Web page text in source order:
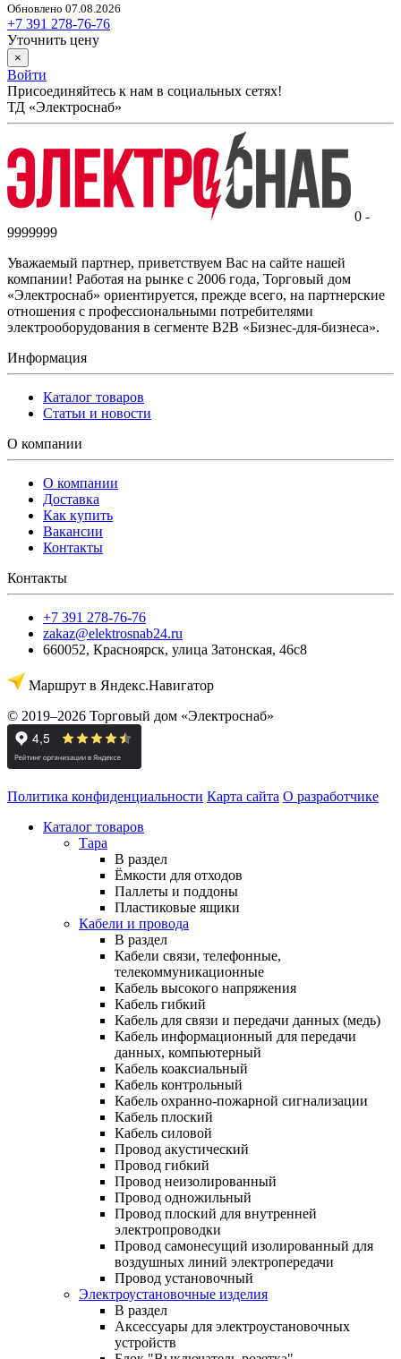
Обновлено 07.08.2026
+7 391 278-76-76
Уточнить цену
×
Войти
Присоединяйтесь к нам в социальных сетях!
ТД «Электроснаб»
0 -
9999999
Уважаемый партнер, приветствуем Вас на сайте нашей
компании! Работая на рынке с 2006 года, Торговый дом
«Электроснаб» ориентируется, прежде всего, на партнерские
отношения с профессиональными потребителями
электрооборудования в сегменте B2B «Бизнес-для-бизнеса».
Информация
Каталог товаров
Статьи и новости
О компании
О компании
Доставка
Как купить
Вакансии
Контакты
Контакты
+7 391 278-76-76
zakaz@elektrosnab24.ru
660052, Красноярск, улица Затонская, 46с8
Маршрут в Яндекс.Навигатор
© 2019–2026 Торговый дом «Электроснаб»
Политика конфиденциальности Карта сайта О разработчике
Каталог товаров
Тара
В раздел
Ёмкости для отходов
Паллеты и поддоны
Пластиковые ящики
Кабели и провода
В раздел
Кабели связи, телефонные,
телекоммуникационные
Кабель высокого напряжения
Кабель гибкий
Кабель для связи и передачи данных (медь)
Кабель информационный для передачи
данных, компьютерный
Кабель коаксиальный
Кабель контрольный
Кабель охранно-пожарной сигнализации
Кабель плоский
Кабель силовой
Провод акустический
Провод гибкий
Провод неизолированный
Провод одножильный
Провод плоский для внутренней
электропроводки
Провод самонесущий изолированный для
воздушных линий электропередачи
Провод установочный
Электроустановочные изделия
В раздел
Аксессуары для электроустановочных
устройств